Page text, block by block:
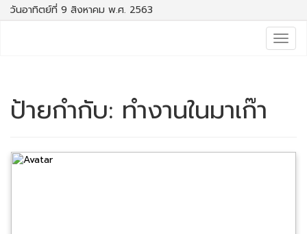
วันอาทิตย์ที่ 9 สิงหาคม พ.ศ. 2563
ป้ายกำกับ: ทำงานในมาเก๊า